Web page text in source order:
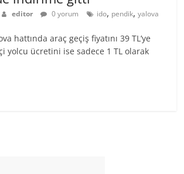
editor 0 yorum ido, pendik,yalova
hattında araç geçiş fiyatını 39 TL’ye
yolcu ücretini ise sadece 1 TL olarak